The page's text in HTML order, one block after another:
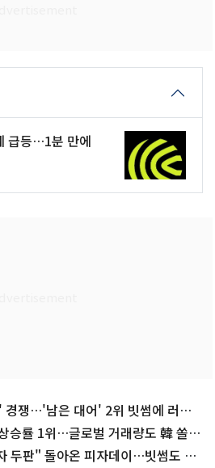
급등…1분 만에
경쟁…'남은 대어' 2위 빗썸에 러브
승률 1위…글로벌 거래량도 韓 쏠림
두판" 돌아온 피자데이…빗썸도 피